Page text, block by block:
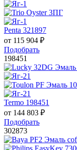
Penta 321897
от 115 904 ₽
Подобрать
198451
Termo 198451
от 144 803 ₽
Подобрать
302873